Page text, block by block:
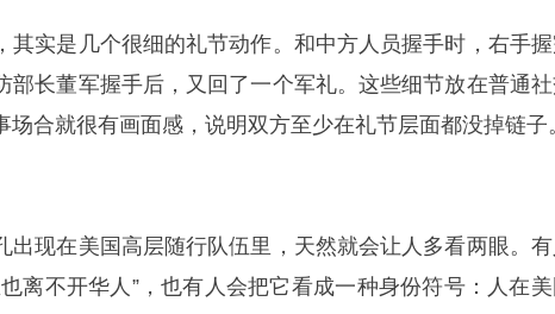
其实是几个很细的礼节动作。和中方人员握手时，右手
部长董军握手后，又回了一个军礼。这些细节放在普通
场合就很有画面感，说明双方至少在礼节层面都没掉链子
出现在美国高层随行队伍里，天然就会让人多看两眼。
离不开华人”，也有人会把它看成一种身份符号：人在